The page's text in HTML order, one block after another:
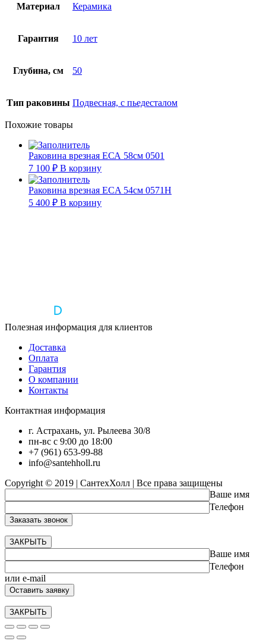
Материал Керамика
Гарантия 10 лет
Глубина, см 50
Тип раковины Подвесная, с пьедесталом
Похожие товары
Раковина врезная ЕСА 58см 0501
7 100 ₽ В корзину
Раковина врезная ECA 54см 0571Н
5 400 ₽ В корзину
Полезная информация для клиентов
Доставка
Оплата
Гарантия
О компании
Контакты
Контактная информация
г. Астрахань, ул. Рылеева 30/8
пн-вс с 9:00 до 18:00
+7 (961) 653-99-88
info@santehholl.ru
Copyright © 2019 | СантехХолл | Все права защищены
Ваше имя
Телефон
ЗАКРЫТЬ
Ваше имя
Телефон
или e-mail
ЗАКРЫТЬ